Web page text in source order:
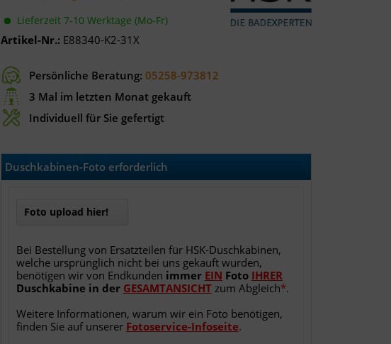
Lieferzeit 7-10 Werktage (Mo-Fr)
Artikel-Nr.: E88340-K2-31X
Persönliche Beratung: 05258-973812
3 Mal im letzten Monat gekauft
Individuell für Sie gefertigt
Duschkabinen-Foto erforderlich
Foto upload hier!
Bei Bestellung von Ersatzteilen für HSK-Duschkabinen,
welche ursprünglich nicht bei uns gekauft wurden,
benötigen wir von Endkunden immer EIN Foto IHRER
Duschkabine in der GESAMTANSICHTzum Abgleich*.
Weitere Informationen, warum wir ein Foto benötigen,
finden Sie auf unserer Fotoservice-Infoseite.